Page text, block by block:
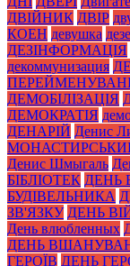
ДВІЙНИК ДВІР
КОЕН девушка
ДЕЗІНФОРМАЦІЯ
декоммунизация
ДЕМОБІЛІЗАЦІЯ
ДЕМОКРАТІЯ
ДЕНАРІЙ Денис
Денис Шмыгаль
БІБЛІОТЕК ДЕНЬ
БУДІВЕЛЬНИКА
ЗВ'ЯЗКУ ДЕНЬ
День влюбленных
ДЕНЬ
ГЕРОЇВ ДЕНЬ